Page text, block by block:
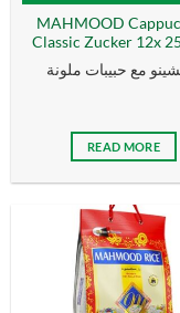
MAHMOOD
Classic Zucker 12x
مع حبيبات ملونة
READ MORE